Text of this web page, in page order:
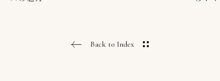
Back to Index